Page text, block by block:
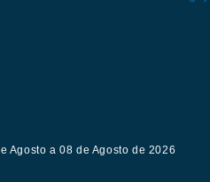
Agosto a 08 de Agosto de 2026